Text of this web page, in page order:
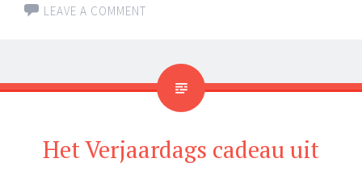
LEAVE A COMMENT
Het Verjaardags cadeau uit